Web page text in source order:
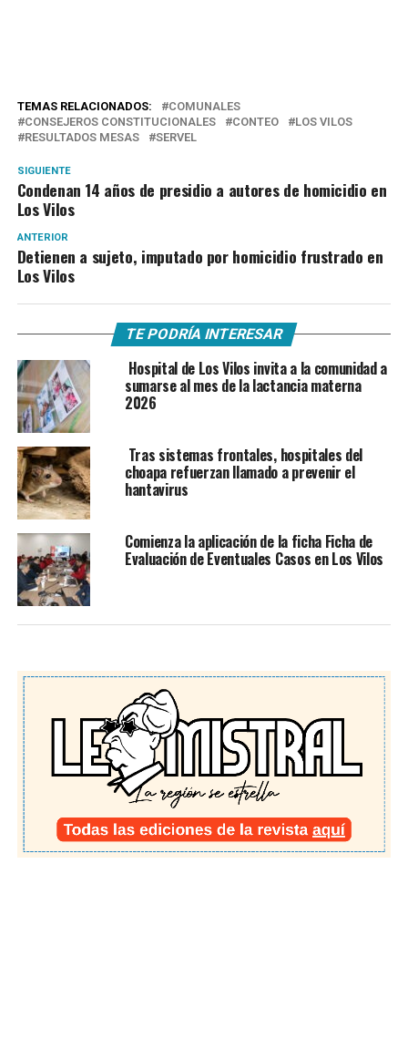
TEMAS RELACIONADOS:
COMUNALES
CONSEJEROS CONSTITUCIONALES
CONTEO
LOS VILOS
RESULTADOS MESAS
SERVEL
SIGUIENTE
Condenan 14 años de presidio a autores de homicidio en
Los Vilos
ANTERIOR
Detienen a sujeto, imputado por homicidio frustrado en
Los Vilos
TE PODRÍA INTERESAR
Hospital de Los Vilos invita a la comunidad a
sumarse al mes de la lactancia materna
2026
Tras sistemas frontales, hospitales del
choapa refuerzan llamado a prevenir el
hantavirus
Comienza la aplicación de la ficha Ficha de
Evaluación de Eventuales Casos en Los Vilos